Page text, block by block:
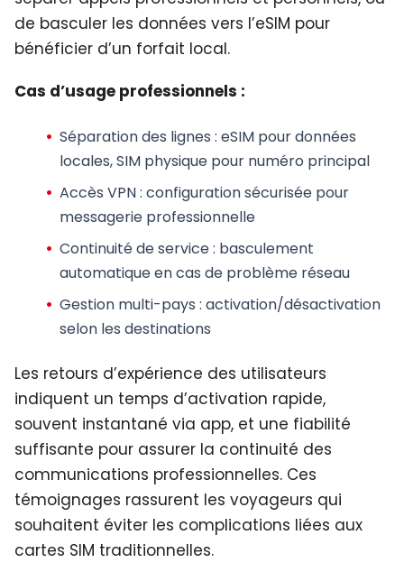
de basculer les données vers l’eSIM pour
bénéficier d’un forfait local.
Cas d’usage professionnels :
Séparation des lignes : eSIM pour données
locales, SIM physique pour numéro principal
Accès VPN: configuration sécurisée pour
messagerie professionnelle
Continuité de service: basculement
automatique en cas de problème réseau
Gestion multi-pays : activation/désactivation
selon les destinations
Les retours d’expérience des utilisateurs
indiquent un temps d’activation rapide,
souvent instantané via app, et une fiabilité
suffisante pour assurer la continuité des
communications professionnelles. Ces
témoignages rassurent les voyageurs qui
souhaitent éviter les complications liées aux
cartes SIM traditionnelles.